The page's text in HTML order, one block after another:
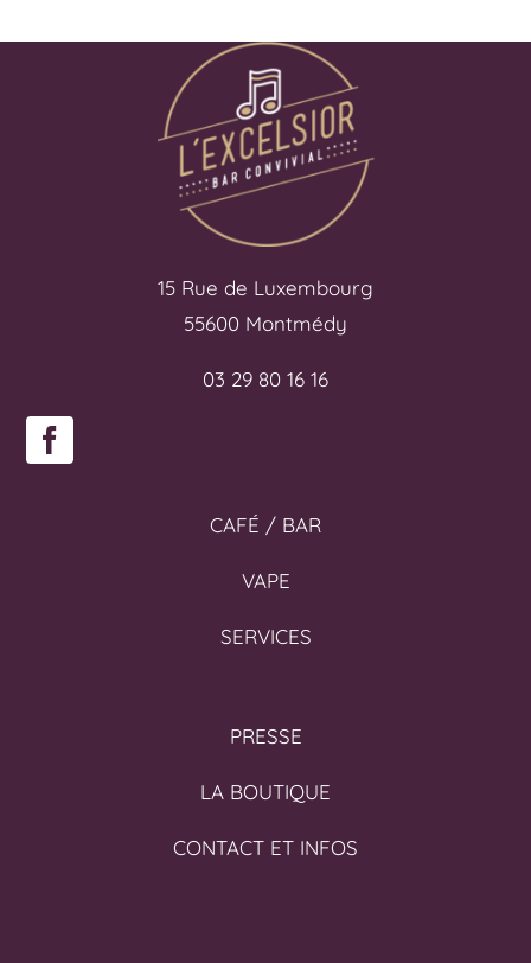
15 Rue de Luxembourg
55600 Montmédy
03 29 80 16 16
CAFÉ / BAR
VAPE
SERVICES
PRESSE
LA BOUTIQUE
CONTACT ET INFOS